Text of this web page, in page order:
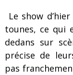
Le show
tounes, ce qui
dedans sur
précise de
pas